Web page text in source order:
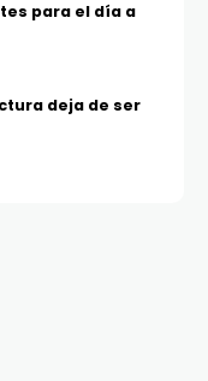
para el día a
deja de ser